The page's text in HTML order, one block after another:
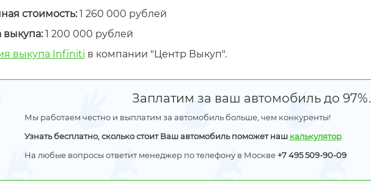
стоимость:1 260 000 рублей
1 200 000 рублей
выкупа Infiniti в компании "Центр Выкуп".
Заплатим за ваш автомобиль до 97%.
Мы работаем честно и выплатим за автомобиль больше, чем конкуренты!
Узнать бесплатно, сколько стоит Ваш автомобиль поможет наш калькулятор.
На любые вопросы ответит менеджер по телефону в Москве +7 495 509-90-09